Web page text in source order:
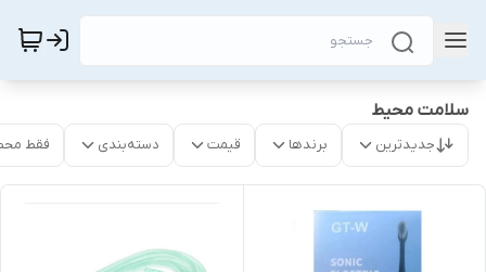
سلامت محیط
جدیدترین برندها قیمت دسته‌بندی فقط